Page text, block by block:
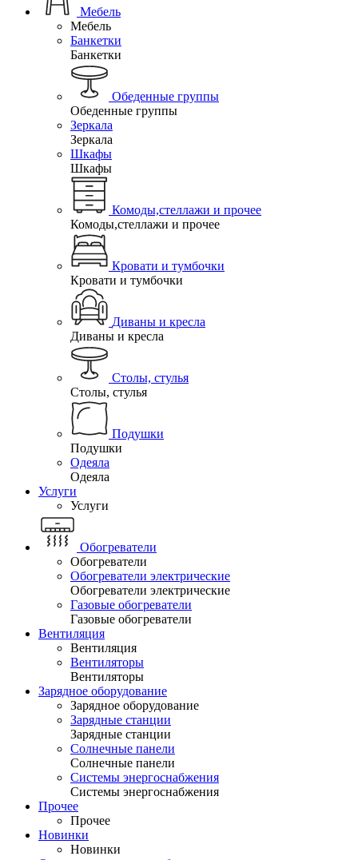
Мебель
Мебель
Банкетки
Банкетки
Обеденные группы
Обеденные группы
Зеркала
Зеркала
Шкафы
Шкафы
Комоды,стеллажи и прочее
Комоды,стеллажи и прочее
Кровати и тумбочки
Кровати и тумбочки
Диваны и кресла
Диваны и кресла
Столы, стулья
Столы, стулья
Подушки
Подушки
Одеяла
Одеяла
Услуги
Услуги
Обогреватели
Обогреватели
Обогреватели электрические
Обогреватели электрические
Газовые обогреватели
Газовые обогреватели
Вентиляция
Вентиляция
Вентиляторы
Вентиляторы
Зарядное оборудование
Зарядное оборудование
Зарядные станции
Зарядные станции
Солнечные панели
Солнечные панели
Системы энергоснабжения
Системы энергоснабжения
Прочее
Прочее
Новинки
Новинки